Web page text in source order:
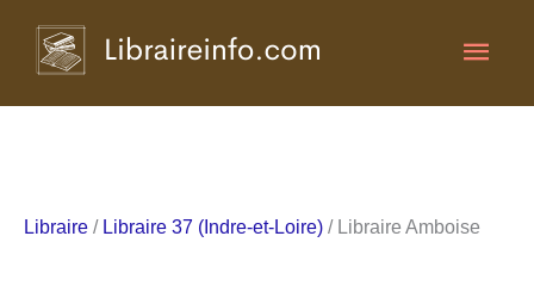
Libraire / Libraire 37 (Indre-et-Loire) / Libraire Amboise